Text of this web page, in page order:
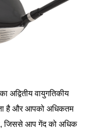
अद्वितीय वायुगतिकीय
है और आपको अधिकतम
जिससे आप गेंद को अधिक